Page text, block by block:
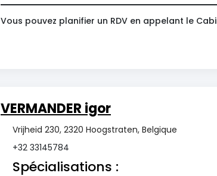
Vous pouvez planifier un RDV en appelant le
VERMANDER igor
Vrijheid 230, 2320 Hoogstraten, Belgique
+32 33145784
Spécialisations :